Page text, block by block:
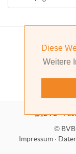
Diese
Weitere
©
Impressum·